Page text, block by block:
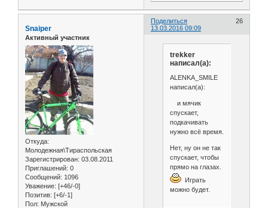
Поделиться
26
13.03.2016 09:09
Snaiper
Активный участник
Откуда:
Молодежная\Тираспольская
Зарегистрирован: 03.08.2011
Приглашений: 0
Сообщений: 1096
Уважение: [+46/-0]
Позитив: [+6/-1]
Пол: Мужской
trekker
написал(а):
ALENKA_SMILE
написал(а):
и мячик
спускает,
подкачивать
нужно всё время.
Нет, ну он не так
спускает, чтобы
прямо на глазах.
Играть
можно будет.